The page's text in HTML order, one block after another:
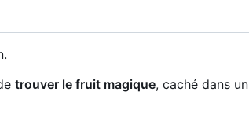
trouver le fruit magique, caché dans un